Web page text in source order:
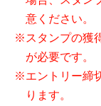
意ください。
スタンプの獲
が必要です。
エントリー締
ります。